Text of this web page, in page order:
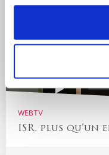
WEBTV
ISR, plus qu’un